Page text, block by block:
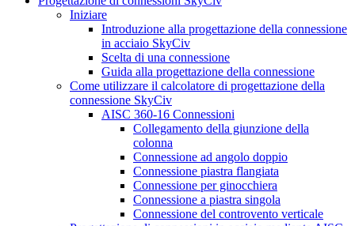
Iniziare
Introduzione alla progettazione della connessione
in acciaio SkyCiv
Scelta di una connessione
Guida alla progettazione della connessione
Come utilizzare il calcolatore di progettazione della
connessione SkyCiv
AISC 360-16 Connessioni
Collegamento della giunzione della
colonna
Connessione ad angolo doppio
Connessione piastra flangiata
Connessione per ginocchiera
Connessione a piastra singola
Connessione del controvento verticale